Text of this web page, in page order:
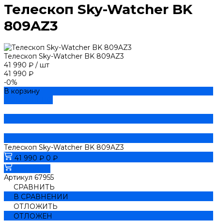
Телескоп Sky-Watcher BK
809AZ3
Телескоп Sky-Watcher BK 809AZ3
41 990 ₽ / шт
41 990 ₽
-0%
В корзину
Телескоп Sky-Watcher BK 809AZ3
41 990 ₽ 0 ₽
Артикул 67955
СРАВНИТЬ
В СРАВНЕНИИ
ОТЛОЖИТЬ
ОТЛОЖЕН